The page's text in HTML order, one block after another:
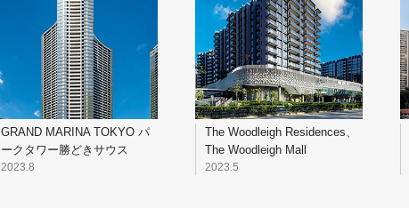
GRAND MARINA TOKYO パ
ークタワー勝どきサウス
2023.8
The Woodleigh Residences、
The Woodleigh Mall
2023.5